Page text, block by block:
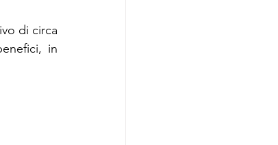
di circa
in